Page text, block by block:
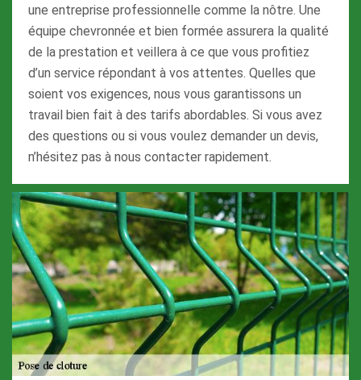
une entreprise professionnelle comme la nôtre. Une
équipe chevronnée et bien formée assurera la qualité
de la prestation et veillera à ce que vous profitiez
d’un service répondant à vos attentes. Quelles que
soient vos exigences, nous vous garantissons un
travail bien fait à des tarifs abordables. Si vous avez
des questions ou si vous voulez demander un devis,
n’hésitez pas à nous contacter rapidement.